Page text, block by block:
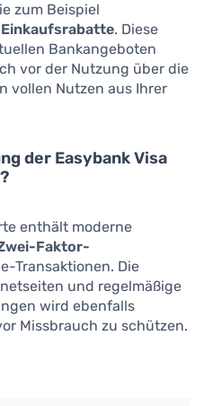
zum Beispiel
Einkaufsrabatte. Diese
Bankangeboten
vor der Nutzung über die
vollen Nutzen aus Ihrer
der Easybank Visa
enthält moderne
Faktor-
Transaktionen. Die
und regelmäßige
wird ebenfalls
Missbrauch zu schützen.